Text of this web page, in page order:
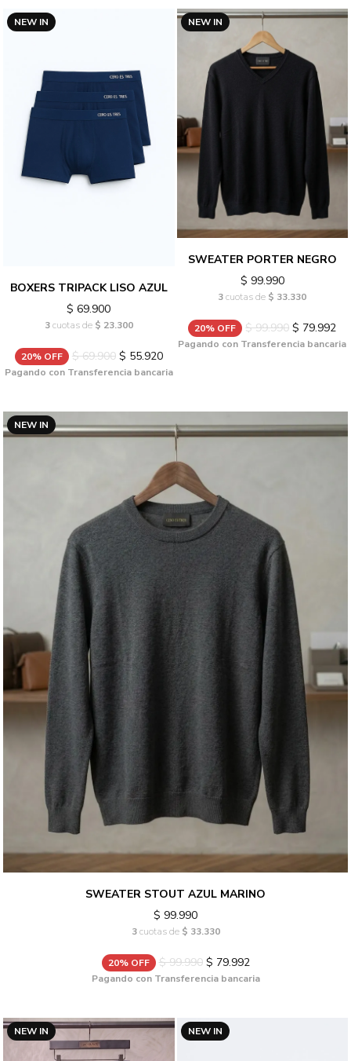
NEW IN
BOXERS TRIPACK LISO AZUL
$ 69.900
3cuotas de $ 23.300
20% OFF $ 69.900$ 55.920
Pagando con Transferencia bancaria
NEW IN
SWEATER PORTER NEGRO
$ 99.990
3cuotas de $ 33.330
20% OFF $ 99.990 $ 79.992
Pagando con Transferencia bancaria
NEW IN
SWEATER STOUT AZUL MARINO
$ 99.990
3cuotas de $ 33.330
20% OFF $ 99.990$ 79.992
Pagando con Transferencia bancaria
NEW IN NEW IN